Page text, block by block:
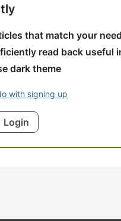
that match your
read back useful
dark theme
with signing up
Login